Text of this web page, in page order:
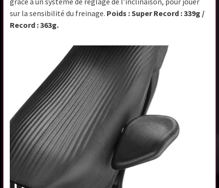
sur la sensibilité du freinage. Poids : Super Record : 339g /
Record : 363g.